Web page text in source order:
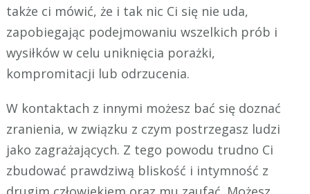
także ci mówić, że i tak nic Ci się nie uda,
zapobiegając podejmowaniu wszelkich prób i
wysiłków w celu uniknięcia porażki,
kompromitacji lub odrzucenia.
W kontaktach z innymi możesz bać się doznać
zranienia, w związku z czym postrzegasz ludzi
jako zagrażających. Z tego powodu trudno Ci
zbudować prawdziwą bliskość i intymność z